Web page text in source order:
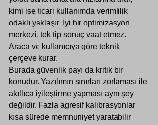
kimi ise ticari kullanımda verimlilik
odaklı yaklaşır. İyi bir optimizasyon
merkezi, tek tip sonuç vaat etmez.
Araca ve kullanıcıya göre teknik
çerçeve kurar.
Burada güvenlik payı da kritik bir
konudur. Yazılımın sınırları zorlaması ile
akıllıca iyileştirme yapması aynı şey
değildir. Fazla agresif kalibrasyonlar
kısa sürede memnuniyet yaratabilir